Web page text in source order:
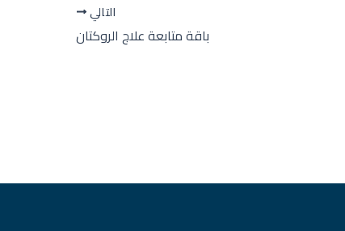
التالي
باقة متابعة علاج الروكتان